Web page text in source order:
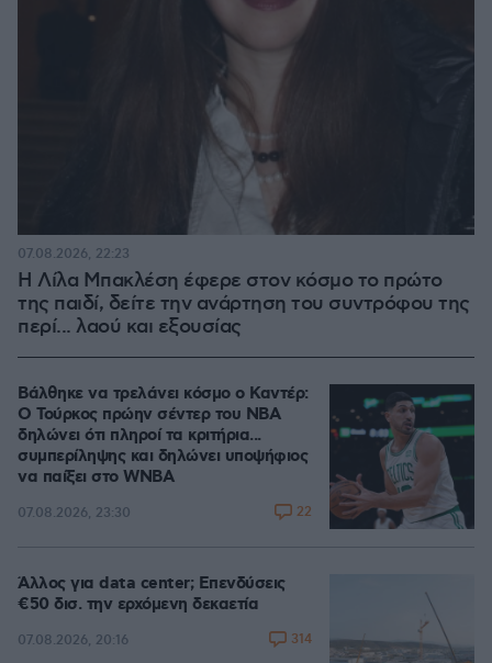
Η Λίλα Μπακλέση έφερε στον κόσμο το πρώτο
της παιδί, δείτε την ανάρτηση του συντρόφου της
περί... λαού και εξουσίας
07.08.2026, 22:23
Βάλθηκε να τρελάνει κόσμο ο Καντέρ:
Ο Τούρκος πρώην σέντερ του NBA
δηλώνει ότι πληροί τα κριτήρια...
συμπερίληψης και δηλώνει υποψήφιος
να παίξει στο WNBA
07.08.2026, 23:30 22
Άλλος για data center; Επενδύσεις
€50 δισ. την ερχόμενη δεκαετία
07.08.2026, 20:16 314